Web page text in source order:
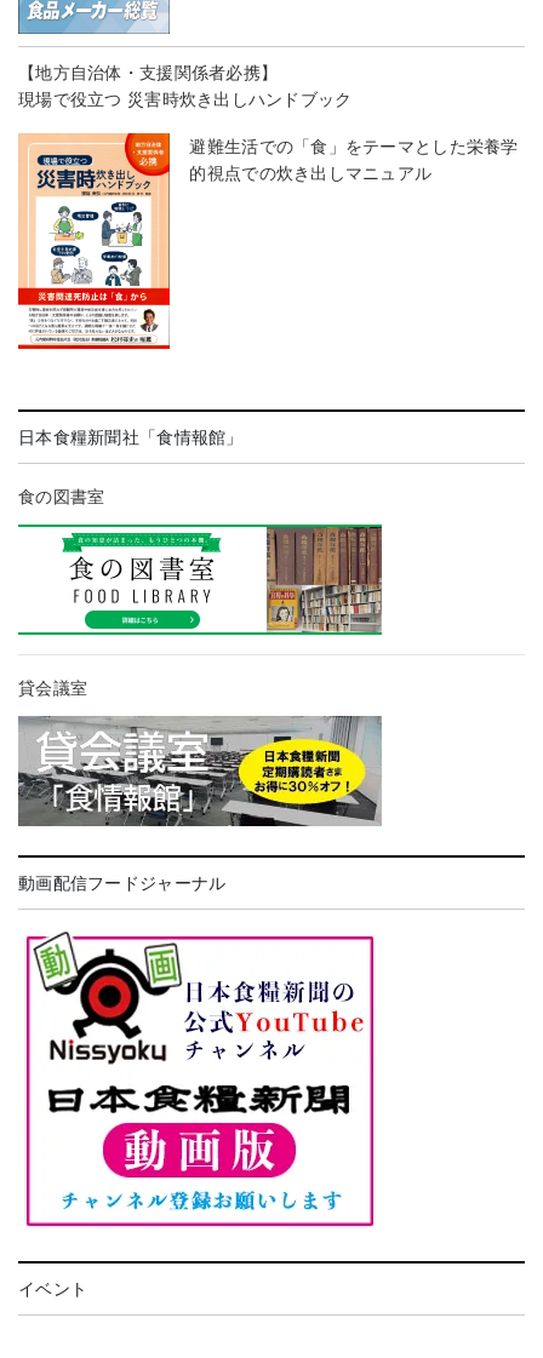
【地方自治体・支援関係者必携】
現場で役立つ 災害時炊き出しハンドブック
避難生活での「食」をテーマとした栄養学
的視点での炊き出しマニュアル
日本食糧新聞社「食情報館」
食の図書室
貸会議室
動画配信フードジャーナル
イベント